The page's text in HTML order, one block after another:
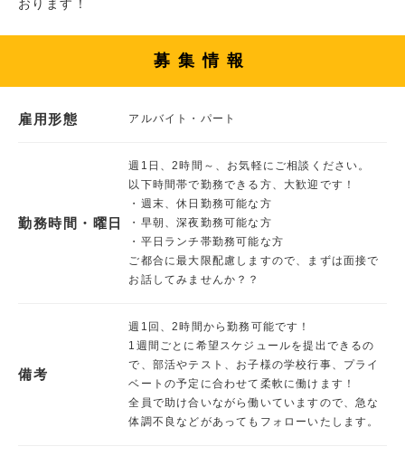
おります！
募集情報
雇用形態 アルバイト・パート
勤務時間・曜日
週1日、2時間～、お気軽にご相談ください。
以下時間帯で勤務できる方、大歓迎です！
・週末、休日勤務可能な方
・早朝、深夜勤務可能な方
・平日ランチ帯勤務可能な方
ご都合に最大限配慮しますので、まずは面接で
お話してみませんか？？
備考
週1回、2時間から勤務可能です！
1週間ごとに希望スケジュールを提出できるの
で、部活やテスト、お子様の学校行事、プライ
ベートの予定に合わせて柔軟に働けます！
全員で助け合いながら働いていますので、急な
体調不良などがあってもフォローいたします。